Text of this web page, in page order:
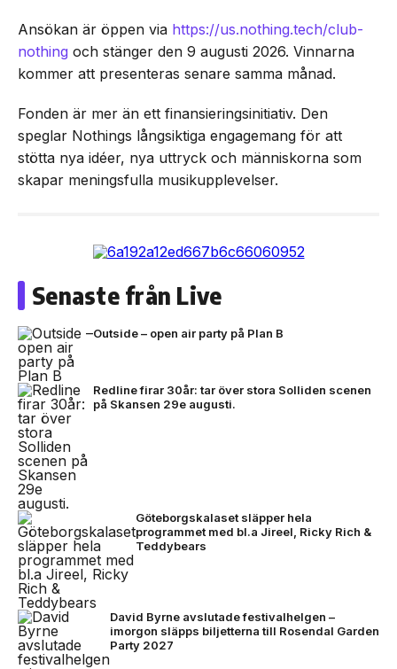
Ansökan är öppen via https://us.nothing.tech/club-
nothing och stänger den 9 augusti 2026. Vinnarna
kommer att presenteras senare samma månad.
Fonden är mer än ett finansieringsinitiativ. Den
speglar Nothings långsiktiga engagemang för att
stötta nya idéer, nya uttryck och människorna som
skapar meningsfulla musikupplevelser.
Senaste från Live
Outside – open air party på Plan B
Redline firar 30år: tar över stora Solliden scenen
på Skansen 29e augusti.
Göteborgskalaset släpper hela
programmet med bl.a Jireel, Ricky Rich &
Teddybears
David Byrne avslutade festivalhelgen –
imorgon släpps biljetterna till Rosendal Garden
Party 2027